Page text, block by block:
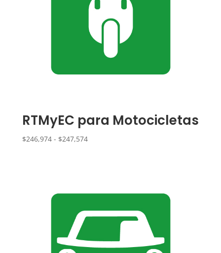
RTMyEC para Motocicletas
$246,974 - $247,574Rango
hasta